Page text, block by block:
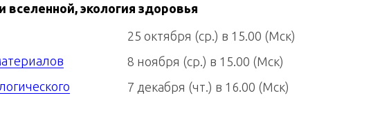
экология здоровья
25 октября (ср.) в 15.00 (Мск)
8 ноября (ср.) в 15.00 (Мск)
7 декабря (чт.) в 16.00 (Мск)